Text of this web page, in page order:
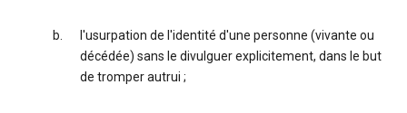
l'usurpation de l'identité d'une personne (vivante ou
décédée) sans le divulguer explicitement, dans le but
de tromper autrui ;